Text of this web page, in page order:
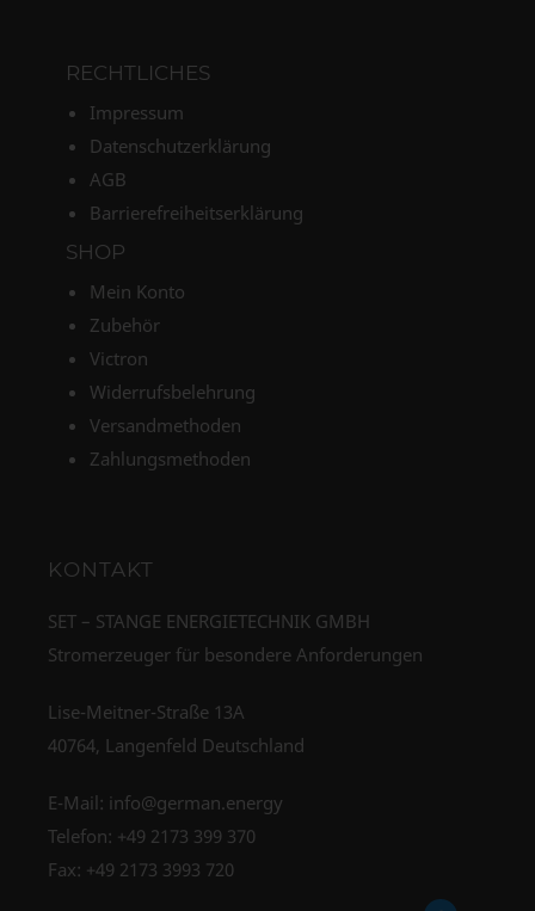
RECHTLICHES
Impressum
Datenschutzerklärung
AGB
Barrierefreiheitserklärung
SHOP
Mein Konto
Zubehör
Victron
Widerrufsbelehrung
Versandmethoden
Zahlungsmethoden
KONTAKT
SET – STANGE ENERGIETECHNIK GMBH
Stromerzeuger für besondere Anforderungen
Lise-Meitner-Straße 13A
40764, Langenfeld Deutschland
E-Mail: info@german.energy
Telefon: +49 2173 399 370
Fax: +49 2173 3993 720